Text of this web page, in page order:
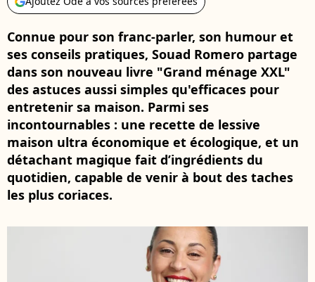
Connue pour son franc-parler, son humour et
ses conseils pratiques, Souad Romero partage
dans son nouveau livre "Grand ménage XXL"
des astuces aussi simples qu'efficaces pour
entretenir sa maison. Parmi ses
incontournables : une recette de lessive
maison ultra économique et écologique, et un
détachant magique fait d’ingrédients du
quotidien, capable de venir à bout des taches
les plus coriaces.